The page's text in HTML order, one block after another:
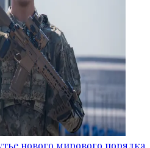
нового мирового порядка